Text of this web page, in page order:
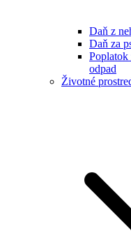
Daň z
Daň za
Poplatok
odpad
Životné